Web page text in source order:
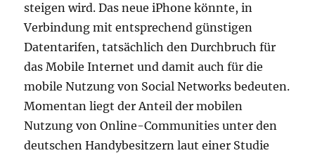
steigen wird. Das neue iPhone könnte, in
Verbindung mit entsprechend günstigen
Datentarifen, tatsächlich den Durchbruch für
das Mobile Internet und damit auch für die
mobile Nutzung von Social Networks bedeuten.
Momentan liegt der Anteil der mobilen
Nutzung von Online-Communities unter den
deutschen Handybesitzern laut einer Studie